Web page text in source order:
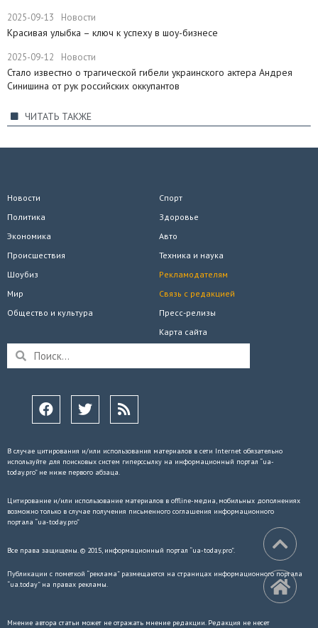
2025-09-13 Новости
Красивая улыбка – ключ к успеху в шоу-бизнесе
2025-09-12 Новости
Стало известно о трагической гибели украинского актера Андрея
Синишина от рук российских оккупантов
ЧИТАТЬ ТАКЖЕ
Новости
Политика
Экономика
Происшествия
Спорт
Здоровье
Авто
Техника и наука
Шоубиз
Мир
Общество и культура
Рекламодателям
Связь с редакцией
Пресс-релизы
Карта сайта
В случае цитирования и/или использования материалов в сети Internet обязательно
используйте для поисковых систем гиперссылку на информационный портал “ua-
today.pro” не ниже первого абзаца.
Цитирование и/или использование материалов в offline-медиа, мобильных дополнениях
возможно только в случае получения письменного соглашения информационного
портала “ua-today.pro”
Все права защищены. © 2015, информационный портал “ua-today.pro”.
Публикации с пометкой “реклама” размещаются на страницах информационного портала
“ua.today” на правах рекламы.
Мнение автора статьи может не отражать мнение редакции. Редакция не несет